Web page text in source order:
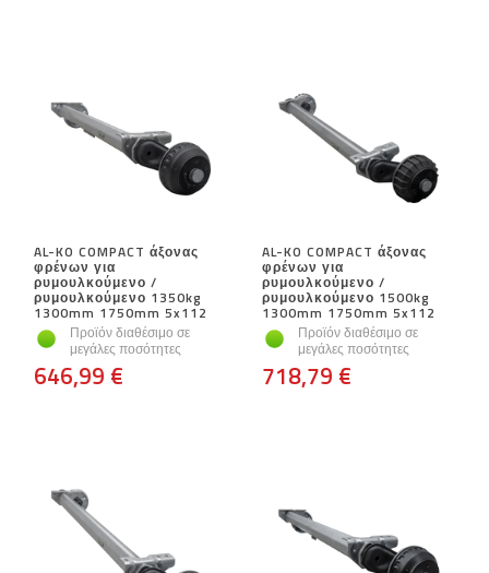
AL-KO COMPACT άξονας
φρένων για
ρυμουλκούμενο /
ρυμουλκούμενο 1350kg
1300mm 1750mm 5x112
Προϊόν διαθέσιμο σε
μεγάλες ποσότητες
646,99 €
AL-KO COMPACT άξονας
φρένων για
ρυμουλκούμενο /
ρυμουλκούμενο 1500kg
1300mm 1750mm 5x112
Προϊόν διαθέσιμο σε
μεγάλες ποσότητες
718,79 €